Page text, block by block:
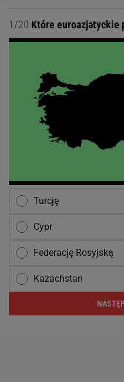
1/20 Które euroazjatyckie
Turcję
Cypr
Federację Rosyjską
Kazachstan